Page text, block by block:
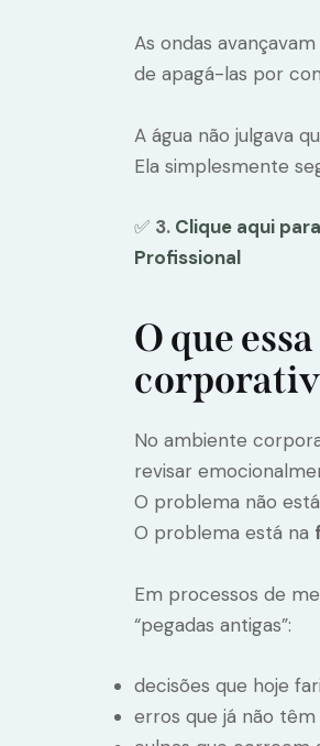
As ondas
de apagá-las por
A água não julgava
Ela simplesmente
✅ 3. Clique aqui
Profissional
O que
No ambiente
revisar
O problema não
O problema está na
Em processos de
“pegadas antigas”:
decisões que hoje
erros que já não